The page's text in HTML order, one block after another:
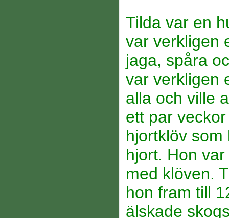
Tilda var en
var verkligen
jaga, spåra
var verkligen
alla och ville
ett par
hjortklöv
hjort. Hon
med klöven.
hon fram till
älskade